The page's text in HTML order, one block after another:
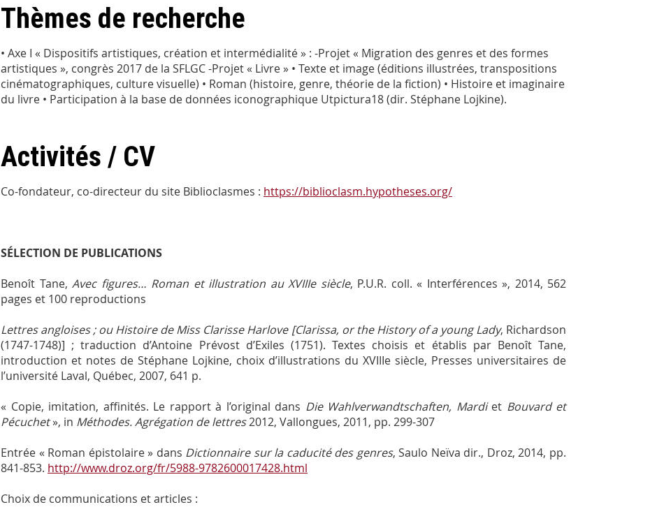
Thèmes de recherche
• Axe I « Dispositifs artistiques, création et intermédialité » : -Projet « Migration des genres et des formes
artistiques », congrès 2017 de la SFLGC -Projet « Livre » • Texte et image (éditions illustrées, transpositions
cinématographiques, culture visuelle) • Roman (histoire, genre, théorie de la fiction) • Histoire et imaginaire
du livre • Participation à la base de données iconographique Utpictura18 (dir. Stéphane Lojkine).
Activités / CV
Co-fondateur, co-directeur du site Biblioclasmes : https://biblioclasm.hypotheses.org/
SÉLECTION DE PUBLICATIONS
Benoît Tane, Avec figures… Roman et illustration au XVIIIe siècle, P.U.R. coll. « Interférences », 2014, 562
pages et 100 reproductions
Lettres angloises ; ou Histoire de Miss Clarisse Harlove [Clarissa, or the History of a young Lady, Richardson
(1747-1748)] ; traduction d’Antoine Prévost d’Exiles (1751). Textes choisis et établis par Benoît Tane,
introduction et notes de Stéphane Lojkine, choix d’illustrations du XVIIIe siècle, Presses universitaires de
l’université Laval, Québec, 2007, 641 p.
« Copie, imitation, affinités. Le rapport à l’original dans Die Wahlverwandtschaften, Mardi et Bouvard et
Pécuchet», in Méthodes. Agrégation de lettres2012, Vallongues, 2011, pp. 299-307
Entrée « Roman épistolaire » dans Dictionnaire sur la caducité des genres, Saulo Neïva dir., Droz, 2014, pp.
841-853. http://www.droz.org/fr/5988-9782600017428.html
Choix de communications et articles :